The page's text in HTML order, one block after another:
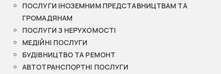
ПОСЛУГИ ІНОЗЕМНИМ ПРЕДСТАВНИЦТВАМ ТА
ГРОМАДЯНАМ
ПОСЛУГИ З НЕРУХОМОСТІ
МЕДІЙНІ ПОСЛУГИ
БУДІВНИЦТВО ТА РЕМОНТ
АВТОТРАНСПОРТНІ ПОСЛУГИ